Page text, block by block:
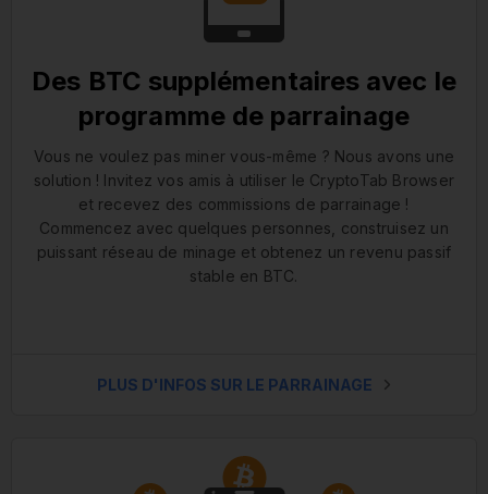
Des BTC supplémentaires avec le
programme de parrainage
Vous ne voulez pas miner vous-même ? Nous avons une
solution ! Invitez vos amis à utiliser le CryptoTab Browser
et recevez des commissions de parrainage !
Commencez avec quelques personnes, construisez un
puissant réseau de minage et obtenez un revenu passif
stable en BTC.
PLUS D'INFOS SUR LE PARRAINAGE